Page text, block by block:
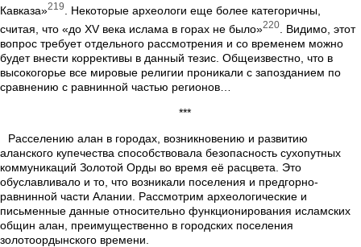
Кавказа»219
. Некоторые археологи еще более категоричны,
считая, что «до XV века ислама в горах не было»220
. Видимо, этот
вопрос требует отдельного рассмотрения и со временем можно
будет внести коррективы в данный тезис. Общеизвестно, что в
высокогорье все мировые религии проникали с запозданием по
сравнению с равнинной частью регионов…
***
Расселению алан в городах, возникновению и развитию
аланского купечества способствовала безопасность сухопутных
коммуникаций Золотой Орды во время её расцвета. Это
обуславливало и то, что возникали поселения и предгорно-
равнинной части Алании. Рассмотрим археологические и
письменные данные относительно функционирования исламских
общин алан, преимущественно в городских поселения
золотоордынского времени.